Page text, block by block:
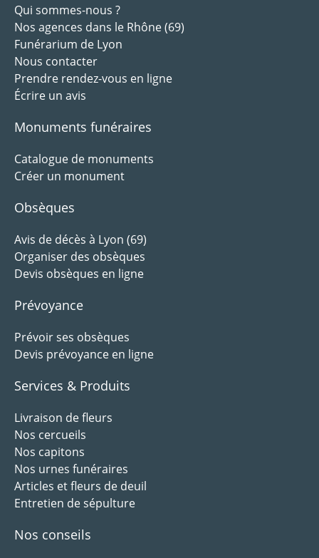
Qui sommes-nous ?
Nos agences dans le Rhône (69)
Funérarium de Lyon
Nous contacter
Prendre rendez-vous en ligne
Écrire un avis
Monuments funéraires
Catalogue de monuments
Créer un monument
Obsèques
Avis de décès à Lyon (69)
Organiser des obsèques
Devis obsèques en ligne
Prévoyance
Prévoir ses obsèques
Devis prévoyance en ligne
Services & Produits
Livraison de fleurs
Nos cercueils
Nos capitons
Nos urnes funéraires
Articles et fleurs de deuil
Entretien de sépulture
Nos conseils